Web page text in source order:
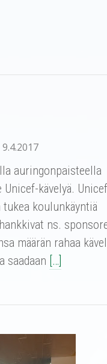
9.4.2017
auringonpaisteella
kävelyä.
koulunkäyntiä
ns.
määrän rahaa
saadaan […]